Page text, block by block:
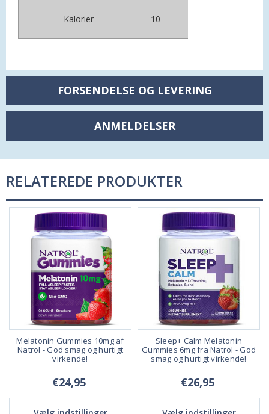
Kalorier 10
FORSENDELSE OG LEVERING
ANMELDELSER
RELATEREDE PRODUKTER
Melatonin Gummies 10mg af
Natrol - God smag og hurtigt
virkende!
€24,95
Sleep+ Calm Melatonin
Gummies 6mg fra Natrol - God
smag og hurtigt virkende!
€26,95